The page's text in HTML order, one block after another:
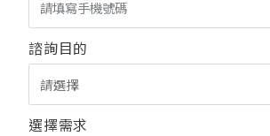
諮詢目的
請選擇
選擇需求